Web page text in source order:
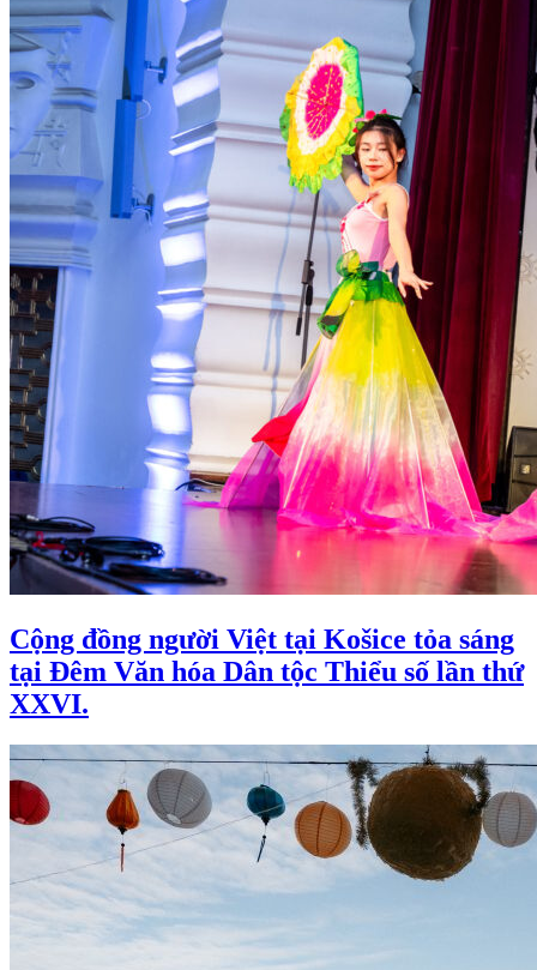
Cộng đồng người Việt tại Košice tỏa sáng
tại Đêm Văn hóa Dân tộc Thiểu số lần thứ
XXVI.